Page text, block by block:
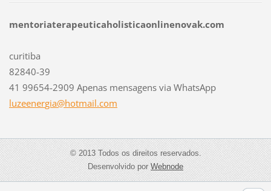
mentoriaterapeuticaholisticaonlinenovak.com
curitiba
82840-39
41 99654-2909 Apenas mensagens via WhatsApp
luzeenergia@hotmail.com
© 2013 Todos os direitos reservados.
Desenvolvido porWebnode